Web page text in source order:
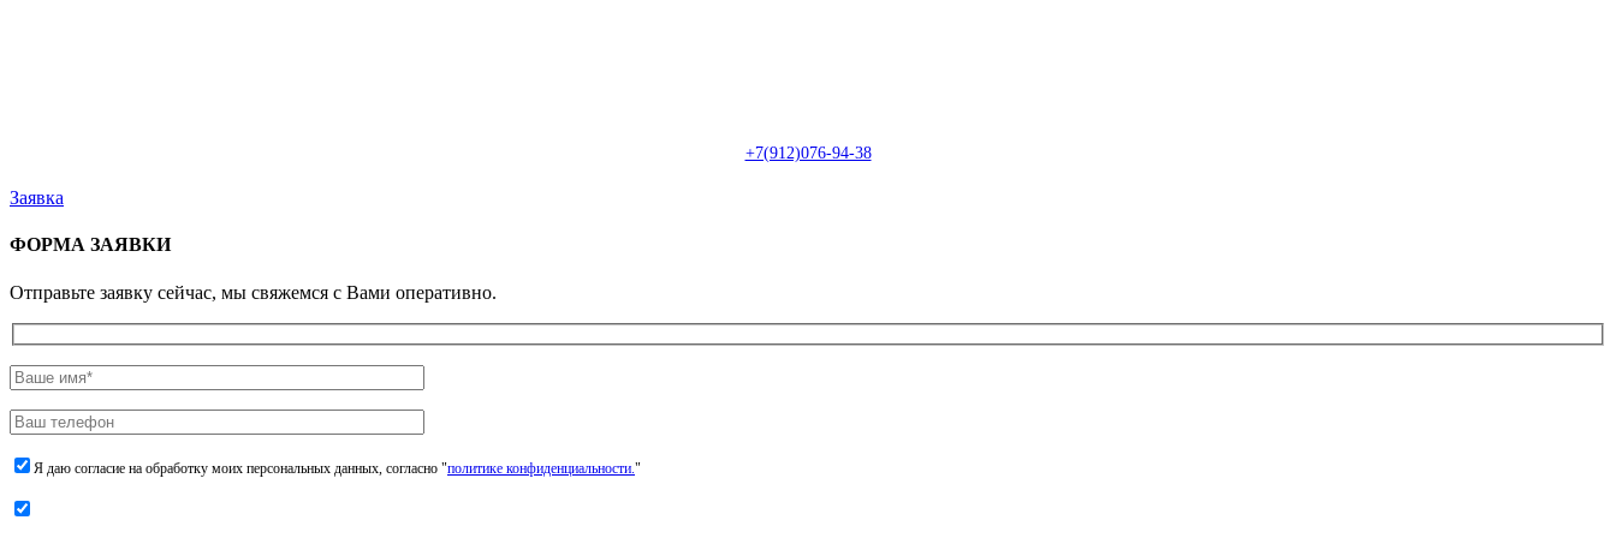
+7(912)076-94-38
Заявка
ФОРМА ЗАЯВКИ
Отправьте заявку сейчас, мы свяжемся с Вами оперативно.
Я даю согласие на обработку моих персональных данных, согласно "политике конфиденциальности."